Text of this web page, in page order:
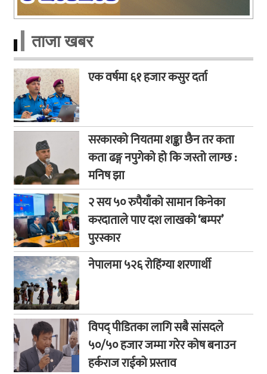
ताजा खबर
एक वर्षमा ६१ हजार कसुर दर्ता
सरकारको नियतमा शङ्का छैन तर कता
कता ढङ्ग नपुगेको हो कि जस्तो लाग्छ :
मनिष झा
२ सय ५० रुपैयाँको सामान किनेका
करदाताले पाए दश लाखको ‘बम्पर’
पुरस्कार
नेपालमा ५२६ रोहिंग्या शरणार्थी
विपद् पीडितका लागि सबै सांसदले
५०/५० हजार जम्मा गरेर कोष बनाउन
हर्कराज राईको प्रस्ताव